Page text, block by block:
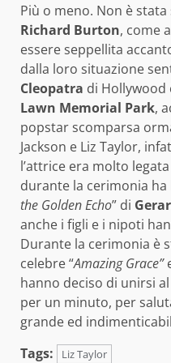
Più o meno. Non è
Richard Burton, come
essere seppellita
dalla loro situazione
Cleopatra di Hollywood
Lawn Memorial Park,
popstar scomparsa
Jackson e Liz Taylor,
l’attrice era molto
durante la cerimonia ha
the Golden Echo” di
anche i figli e i nipoti
Durante la cerimonia è
celebre “Amazing Grace”
hanno deciso di unirsi
per un minuto, per
grande ed
Tags:
Liz Taylor